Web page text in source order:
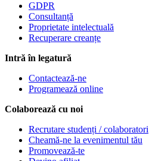
GDPR
Consultanță
Proprietate intelectuală
Recuperare creanțe
Intră în legatură
Contactează-ne
Programează online
Colaborează cu noi
Recrutare studenți / colaboratori
Cheamă-ne la evenimentul tău
Promovează-te